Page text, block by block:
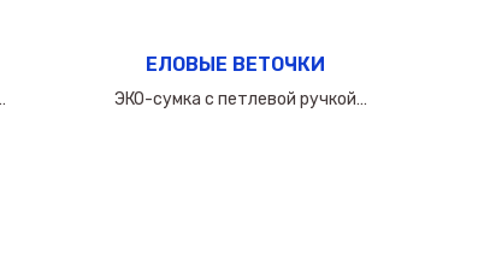
ЕЛОВЫЕ ВЕТОЧКИ
ЭКО-сумка с петлевой ручкой